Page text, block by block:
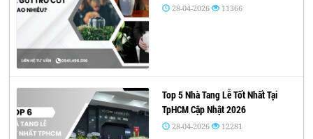
28-04-2026 11366
Top 5 Nhà Tang Lễ Tốt Nhất Tại
TpHCM Cập Nhật 2026
28-04-2026 12281